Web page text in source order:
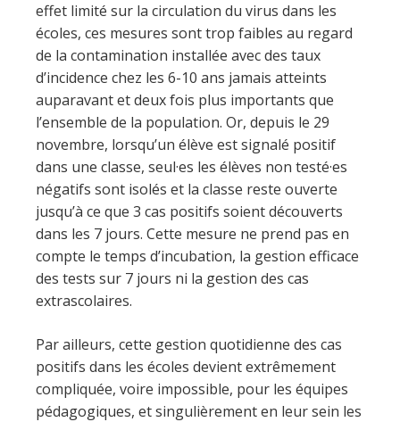
effet limité sur la circulation du virus dans les
écoles, ces mesures sont trop faibles au regard
de la contamination installée avec des taux
d’incidence chez les 6-10 ans jamais atteints
auparavant et deux fois plus importants que
l’ensemble de la population. Or, depuis le 29
novembre, lorsqu’un élève est signalé positif
dans une classe, seul·es les élèves non testé·es
négatifs sont isolés et la classe reste ouverte
jusqu’à ce que 3 cas positifs soient découverts
dans les 7 jours. Cette mesure ne prend pas en
compte le temps d’incubation, la gestion efficace
des tests sur 7 jours ni la gestion des cas
extrascolaires.
Par ailleurs, cette gestion quotidienne des cas
positifs dans les écoles devient extrêmement
compliquée, voire impossible, pour les équipes
pédagogiques, et singulièrement en leur sein les